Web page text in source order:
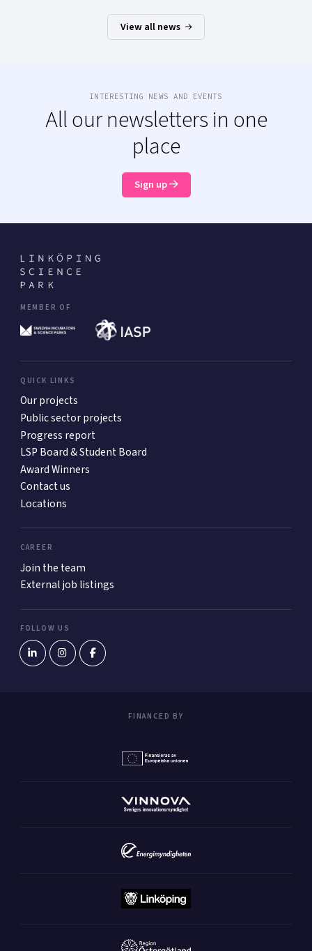
View all news
INTERESTING NEWS AND EVENTS
All our newsletters in one
place
Sign up
MEMBER OF
QUICK LINKS
Our projects
Public sector projects
Progress report
LSP Board & Student Board
Award Winners
Contact us
Locations
CAREER
Join the team
External job listings
FOLLOW US
FINANCED BY